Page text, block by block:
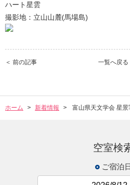
ハート星雲
撮影地：立山山麓(馬場島)
一覧へ戻る
＜ 前の記事
ホーム 新着情報 富山県天文学会 星景
空室検
ご宿泊